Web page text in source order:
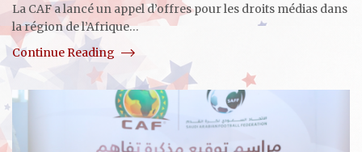
La CAF a lancé un appel d’offres pour les droits médias dans
la région de l’Afrique…
Continue Reading